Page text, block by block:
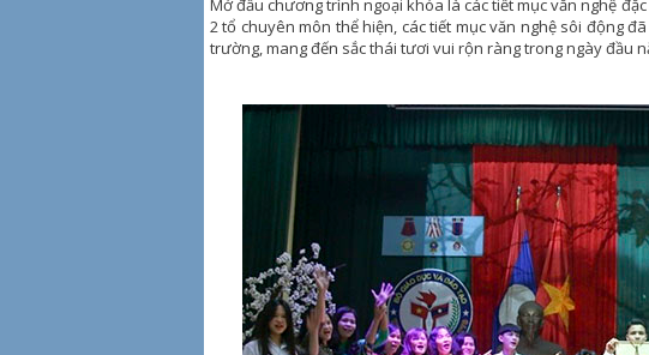
2 tổ chuyên môn thể hiện, các tiết mục văn nghệ sôi động
trường, mang đến sắc thái tươi vui rộn ràng trong ngày đầu